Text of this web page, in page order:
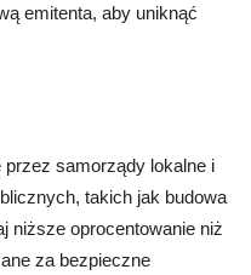
emitenta, aby uniknąć
samorządy lokalne i
takich jak budowa
niższe oprocentowanie niż
za bezpieczne